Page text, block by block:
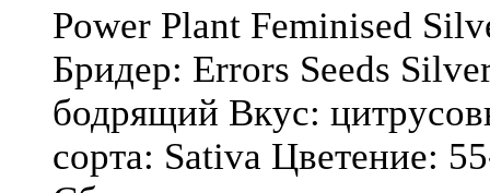
Power Plant Feminised
Бридер: Errors Seeds
бодрящий Вкус:
сорта: Sativa Цветение: